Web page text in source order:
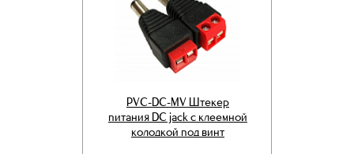
PVC-DC-MV Штекер
питания DC jack с клеемной
колодкой под винт